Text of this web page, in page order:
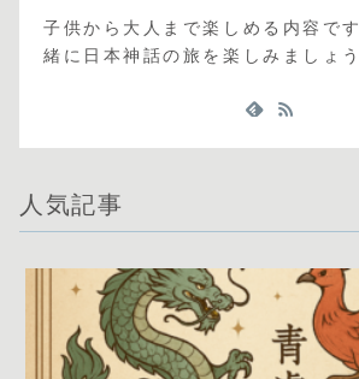
子供から大人まで楽しめる内容で
緒に日本神話の旅を楽しみましょう
人気記事